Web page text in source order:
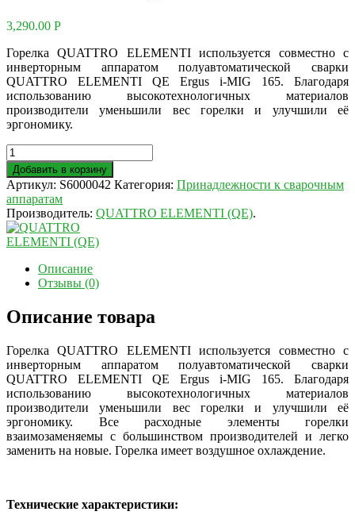
3,290.00 Р
Горелка QUATTRO ELEMENTI используется совместно с
инверторным аппаратом полуавтоматической сварки
QUATTRO ELEMENTI QE Ergus i-MIG 165. Благодаря
использованию высокотехнологичных материалов
производители уменьшили вес горелки и улучшили её
эргономику.
Добавить в корзину
Артикул: S6000042 Категория: Принадлежности к сварочным
аппаратам
Производитель: QUATTRO ELEMENTI (QE).
Описание
Отзывы (0)
Описание товара
Горелка QUATTRO ELEMENTI используется совместно с
инверторным аппаратом полуавтоматической сварки
QUATTRO ELEMENTI QE Ergus i-MIG 165. Благодаря
использованию высокотехнологичных материалов
производители уменьшили вес горелки и улучшили её
эргономику. Все расходные элементы горелки
взаимозаменяемы с большинством производителей и легко
заменить на новые. Горелка имеет воздушное охлаждение.
Технические характеристики: